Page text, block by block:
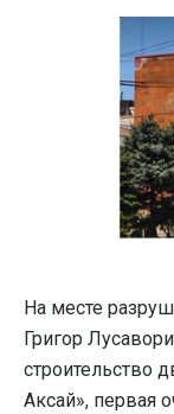
На месте
Григор
строительство
Аксай», первая